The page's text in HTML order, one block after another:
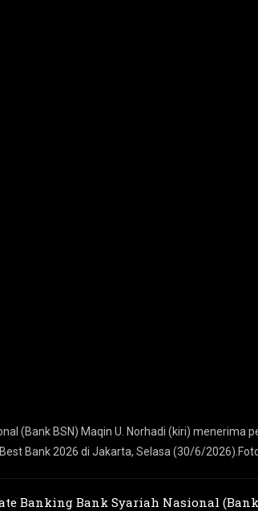
(Bank BSN) Maqin U. Norhadi (kiri) menerima
Bank 2026 di Jakarta, Selasa (30/6/
Banking Bank Syariah Nasional